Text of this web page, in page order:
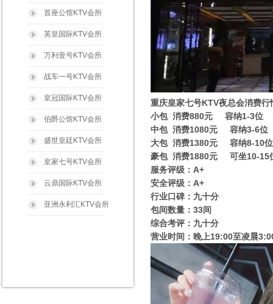
重庆皇家七号KTV夜总会消费行
小包 消费880元 容纳1-3位
中包 消费1080元 容纳3-6位
大包 消费1380元 容纳8-10位
豪包 消费1880元 可坐10-15
服务评级：A+
安全评级：A+
行业口碑：九十分
包间数量：33间
综合考评：九十分
营业时间：晚上19:00至凌晨
首座公馆KTV会所
英皇国际KTV会所
万利壹号KTV会所
战车一号KTV会所
皇冠国际KTV会所
伯爵公馆KTV会所
盛世皇廷KTV会所
皇家七号KTV会所
云鼎国际KTV会所
亚洲永利汇KTV会所